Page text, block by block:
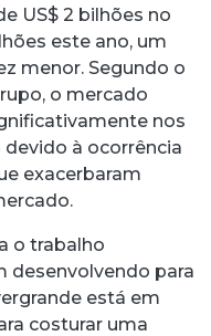
US$ 2 bilhões no
este ano, um
menor. Segundo o
o mercado
nos
à ocorrência
exacerbaram
o trabalho
desenvolvendo para
está em
costurar uma